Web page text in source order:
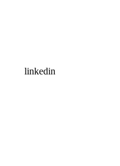
linkedin